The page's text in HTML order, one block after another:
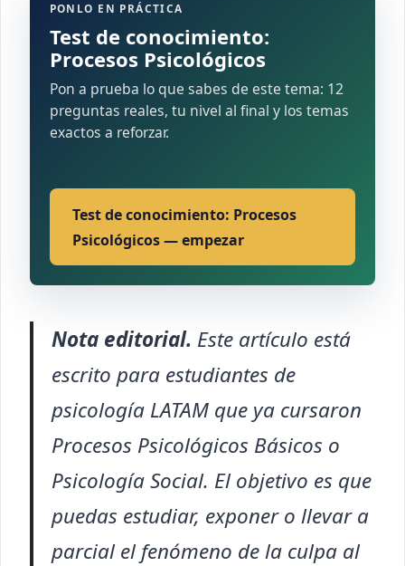
PONLO EN PRÁCTICA
Test de conocimiento:
Procesos Psicológicos
Pon a prueba lo que sabes de este tema: 12
preguntas reales, tu nivel al final y los temas
exactos a reforzar.
Test de conocimiento: Procesos
Psicológicos — empezar
Nota editorial. Este artículo está
escrito para estudiantes de
psicología LATAM que ya cursaron
Procesos Psicológicos Básicos o
Psicología Social. El objetivo es que
puedas estudiar, exponer o llevar a
parcial el fenómeno de la culpa al